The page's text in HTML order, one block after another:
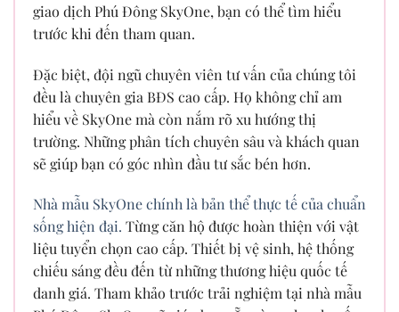
giao dịch Phú Đông SkyOne, bạn có thể tìm hiểu
trước khi đến tham quan.
Đặc biệt, đội ngũ chuyên viên tư vấn của chúng tôi
đều là chuyên gia BĐS cao cấp. Họ không chỉ am
hiểu về SkyOne mà còn nắm rõ xu hướng thị
trường. Những phân tích chuyên sâu và khách quan
sẽ giúp bạn có góc nhìn đầu tư sắc bén hơn.
Nhà mẫu SkyOne chính là bản thể thực tế của chuẩn
sống hiện đại. Từng căn hộ được hoàn thiện với vật
liệu tuyển chọn cao cấp. Thiết bị vệ sinh, hệ thống
chiếu sáng đều đến từ những thương hiệu quốc tế
danh giá. Tham khảo trước trải nghiệm tại nhà mẫu